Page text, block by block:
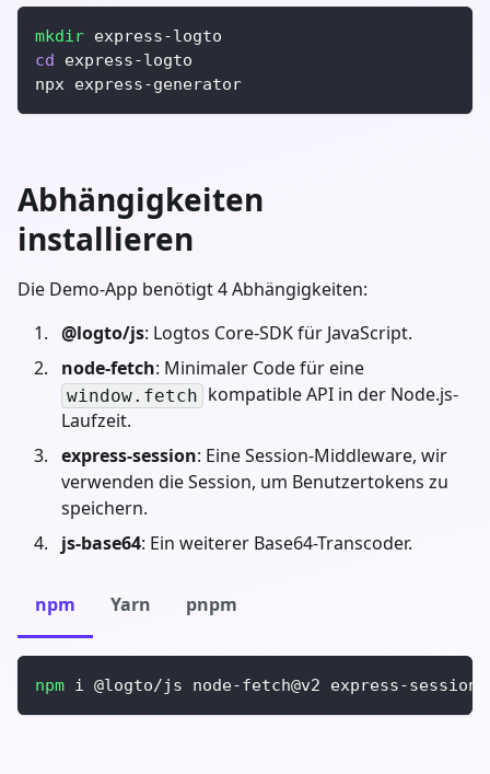
mkdir express-logto
cd express-logto
npx express-generator
Abhängigkeiten
installieren
Die Demo-App benötigt 4 Abhängigkeiten:
@logto/js: Logtos Core-SDK für JavaScript.
node-fetch: Minimaler Code für eine
window.fetch kompatible API in der Node.js-
Laufzeit.
express-session: Eine Session-Middleware, wir
verwenden die Session, um Benutzertokens zu
speichern.
js-base64: Ein weiterer Base64-Transcoder.
npm Yarn pnpm
npm i @logto/js node-fetch@v2 express-session